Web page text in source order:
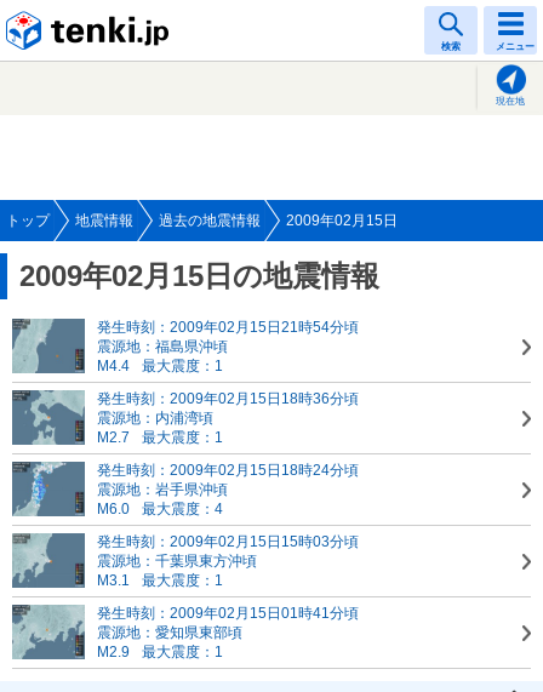
検索 メニュー
現在地
トップ 地震情報 過去の地震情報 2009年02月15日
2009年02月15日の地震情報
発生時刻：2009年02月15日21時54分頃
震源地：福島県沖頃
M4.4
最大震度：1
発生時刻：2009年02月15日18時36分頃
震源地：内浦湾頃
M2.7
最大震度：1
発生時刻：2009年02月15日18時24分頃
震源地：岩手県沖頃
M6.0
最大震度：4
発生時刻：2009年02月15日15時03分頃
震源地：千葉県東方沖頃
M3.1
最大震度：1
発生時刻：2009年02月15日01時41分頃
震源地：愛知県東部頃
M2.9
最大震度：1